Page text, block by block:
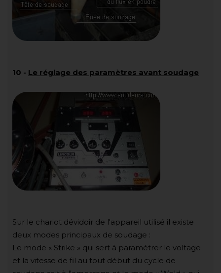
10 - Le réglage des paramètres avant soudage
Sur le chariot dévidoir de l'appareil utilisé il existe
deux modes principaux de soudage :
Le mode « Strike » qui sert à paramétrer le voltage
et la vitesse de fil au tout début du cycle de